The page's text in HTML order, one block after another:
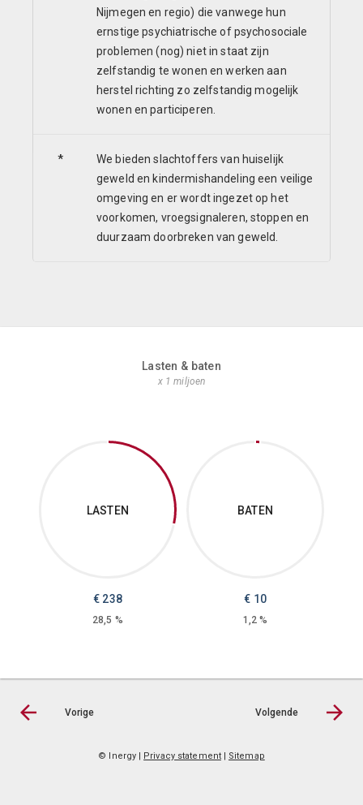
Nijmegen en regio) die vanwege hun
ernstige psychiatrische of psychosociale
problemen (nog) niet in staat zijn
zelfstandig te wonen en werken aan
herstel richting zo zelfstandig mogelijk
wonen en participeren.
*
We bieden slachtoffers van huiselijk
geweld en kindermishandeling een veilige
omgeving en er wordt ingezet op het
voorkomen, vroegsignaleren, stoppen en
duurzaam doorbreken van geweld.
Lasten & baten
x 1 miljoen
LASTEN
€ 238
28,5 %
BATEN
€ 10
1,2 %
Vorige Volgende
© Inergy | Privacy statement| Sitemap